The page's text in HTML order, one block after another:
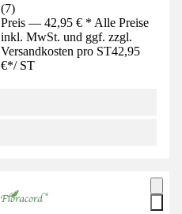
(7)
Preis — 42,95 € * Alle Preise
inkl. MwSt. und ggf. zzgl.
Versandkosten pro ST42,95
€*/ ST